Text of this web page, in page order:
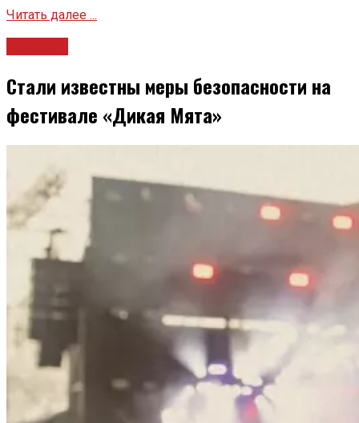
Читать далее ...
Стали известны меры безопасности на
фестивале «Дикая Мята»